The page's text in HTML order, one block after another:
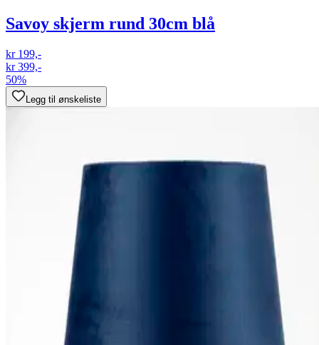
Savoy skjerm rund 30cm blå
kr 199,-
kr 399,-
50%
Legg til ønskeliste